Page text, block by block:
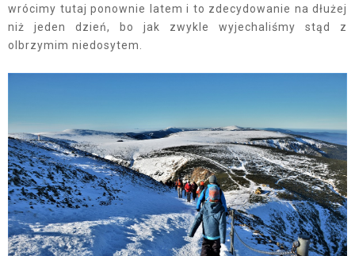
wrócimy tutaj ponownie latem i to zdecydowanie na dłużej
niż jeden dzień, bo jak zwykle wyjechaliśmy stąd z
olbrzymim niedosytem.